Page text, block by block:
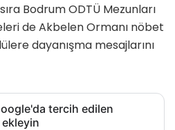
Bodrum ODTÜ Mezunları
de Akbelen Ormanı nöbet
dayanışma mesajlarını
tercih edilen